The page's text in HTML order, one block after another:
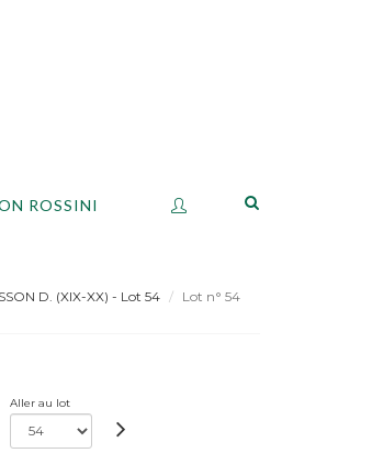
ROSSINI
D. (XIX-XX) - Lot 54 Lot n° 54
Aller au lot